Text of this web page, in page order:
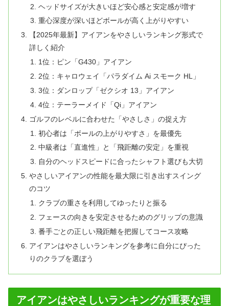
ヘッドサイズが大きいほど安心感と安定感が増す
重心深度が深いほどボールが高く上がりやすい
【2025年最新】アイアンをやさしいランキング形式で
詳しく紹介
1位：ピン「G430」アイアン
2位：キャロウェイ「パラダイム Ai スモーク HL」
3位：ダンロップ「ゼクシオ 13」アイアン
4位：テーラーメイド「Qi」アイアン
ゴルフのレベルに合わせた「やさしさ」の捉え方
初心者は「ボールの上がりやすさ」を最優先
中級者は「直進性」と「飛距離の安定」を重視
自分のヘッドスピードに合ったシャフト選びも大切
やさしいアイアンの性能を最大限に引き出すスイング
のコツ
クラブの重さを利用してゆったりと振る
フェースの向きを安定させるためのグリップの意識
番手ごとの正しい飛距離を把握してコース攻略
アイアンはやさしいランキングを参考に自分にぴった
りのクラブを選ぼう
アイアンはやさしいランキングが重要な理